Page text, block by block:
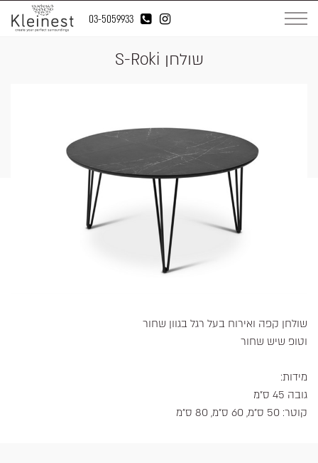
03-5059933
שולחן S-Roki
שולחן קפה ואירוח בעל רגל בגוון שחור
וטופ שיש שחור
מידות:
גובה 45 ס"מ
קוטר: 50 ס"מ, 60 ס"מ, 80 ס"מ